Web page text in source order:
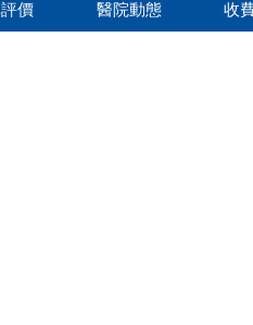
價 醫院動態 收